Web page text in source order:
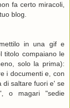
fa certo miracoli,
blog.
in una gif e
titolo compaiano le
solo la prima):
i documenti e, con
di saltare fuori e' se
o magari "sedie